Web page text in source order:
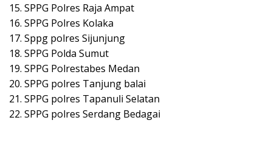
15. SPPG Polres Raja Ampat
16. SPPG Polres Kolaka
17. Sppg polres Sijunjung
18. SPPG Polda Sumut
19. SPPG Polrestabes Medan
20. SPPG polres Tanjung balai
21. SPPG polres Tapanuli Selatan
22. SPPG polres Serdang Bedagai